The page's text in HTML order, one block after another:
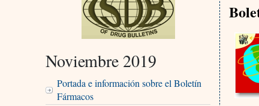
Noviembre 2019
Portada e información sobre el Boletín
Fármacos